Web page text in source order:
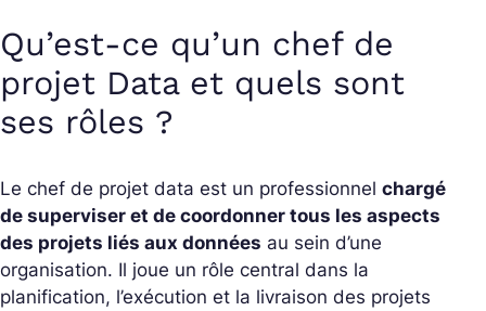
Qu’est-ce qu’un chef de
projet Data et quels sont
ses rôles ?
Le chef de projet data est un professionnel chargé
de superviser et de coordonner tous les aspects
des projets liés aux données au sein d’une
organisation. Il joue un rôle central dans la
planification, l’exécution et la livraison des projets